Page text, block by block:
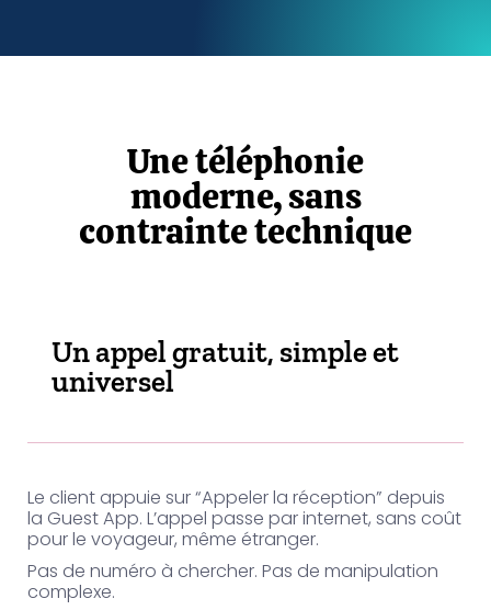
Une téléphonie
moderne, sans
contrainte technique
Un appel gratuit, simple et
universel
Le client appuie sur “Appeler la réception” depuis
la Guest App. L’appel passe par internet, sans coût
pour le voyageur, même étranger.
Pas de numéro à chercher. Pas de manipulation
complexe.